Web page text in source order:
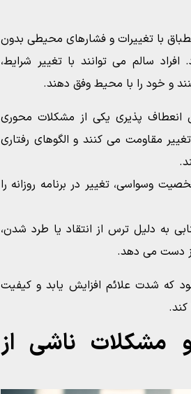
با تغییرات و فشارهای محیطی بدون
سالم می توانند با تغییر شرایط،
و خود را با محیط وفق دهند.
انعطاف پذیری یکی از مشکلات محوری
تغییر مقاومت می کنند و الگوهای رفتاری
وسواسی، تغییر در برنامه روزانه را
به دلیل ترس از انتقاد یا طرد شدن،
دست می دهد.
که شدت علائم افزایش یابد و کیفیت
مشکلات ناشی از